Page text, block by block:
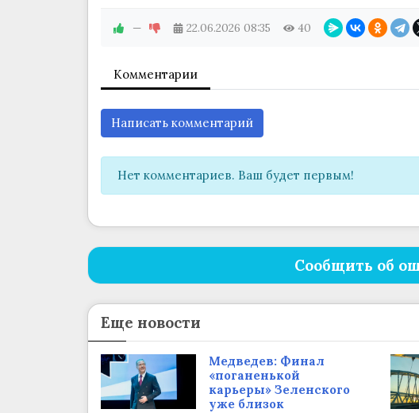
— 22.06.2026 08:35 40
Комментарии
Написать комментарий
Нет комментариев. Ваш будет первым!
Сообщить об
Еще новости
Медведев: Финал
«поганенькой
карьеры» Зеленского
уже близок